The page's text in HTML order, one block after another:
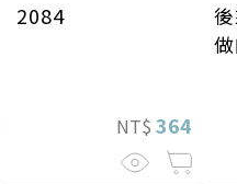
2084
NT$ 364